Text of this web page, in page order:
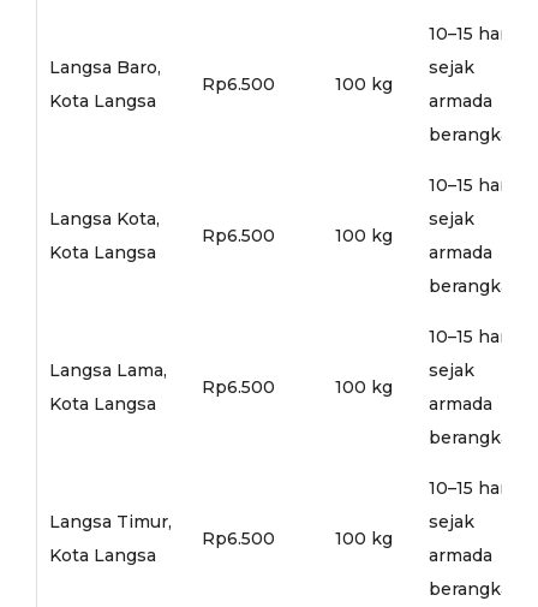
Langsa Baro,
Kota Langsa
Rp6.500 100 kg
10–15 hari
sejak
armada
berangkat
Langsa Kota,
Kota Langsa
Rp6.500 100 kg
10–15 hari
sejak
armada
berangkat
Langsa Lama,
Kota Langsa
Rp6.500 100 kg
10–15 hari
sejak
armada
berangkat
Langsa Timur,
Kota Langsa
Rp6.500 100 kg
10–15 hari
sejak
armada
berangkat